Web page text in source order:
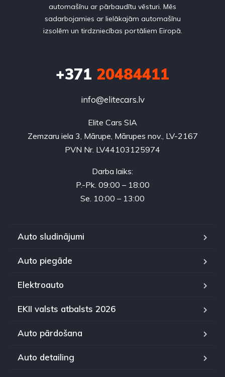
automašīnu ar pārbaudītu vēsturi. Mēs
sadarbojamies ar lielākajām automašīnu
izsolēm un tirdzniecības portāliem Eiropā.
+371 20484411
info@elitecars.lv
Elite Cars SIA
Zemzaru iela 3, Mārupe, Mārupes nov., LV-2167
PVN Nr. LV44103125974
Darba laiks:
P.-Pk. 09:00 – 18:00
Se. 10:00 – 13:00
Auto sludinājumi
Auto piegāde
Elektroauto
EKII valsts atbalsts 2026
Auto pārdošana
Auto detailing